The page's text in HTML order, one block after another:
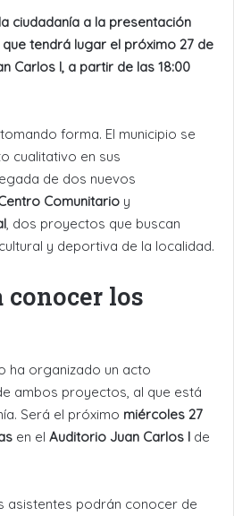
ciudadanía a la presentación
tendrá lugar el próximo 27 de
Carlos I, a partir de las 18:00
forma. El municipio se
cualitativo en sus
de dos nuevos
Comunitario y
, dos proyectos que buscan
y deportiva de la localidad.
conocer los
ha organizado un acto
ambos proyectos, al que está
Será el próximo miércoles 27
en el Auditorio Juan Carlos I de
asistentes podrán conocer de